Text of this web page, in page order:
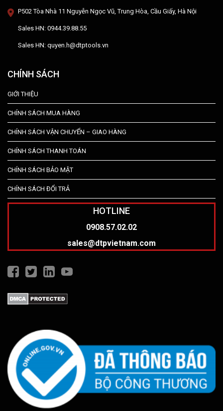
P502 Tòa Nhà 11 Nguyễn Ngọc Vũ, Trung Hòa, Cầu Giấy, Hà Nội
Sales HN: 0944.39.88.55
Sales HN: quyen.h@dtptools.vn
CHÍNH SÁCH
GIỚI THIỆU
CHÍNH SÁCH MUA HÀNG
CHÍNH SÁCH VẬN CHUYỂN – GIAO HÀNG
CHÍNH SÁCH THANH TOÁN
CHÍNH SÁCH BẢO MẬT
CHÍNH SÁCH ĐỔI TRẢ
HOTLINE
0908.57.02.02
sales@dtpvietnam.com